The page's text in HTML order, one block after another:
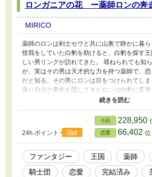
ロンガニアの花 ー薬師ロンの奔
MIRICO
薬師のロンは剣士セウと共に山奥で静かに暮
怪我をしていた白豹を助けると、白豹を探す
しい男リングが訪れてきた。 尋ねられても知
が、実はその男は天才的な力を持つ薬師で、
だと知る。その男にロンは目をつけられてし
偽り自分の素性を隠してきたロンは白豹に変
言う男と、王都エンリルへ行動を共にすること
王都の兵士から追われているシェインも、王
する剣士だった。 シェインに巻き込まれて数
れ、そうして再び美貌の男リングに出会い、ロ
実を知る…。 小説家になろう様に掲載済みで
24h.ポイント 0pt
小説 228,950
恋愛 66,402
ファンタジー 王国 薬師
騎士団
恋愛 完結済み